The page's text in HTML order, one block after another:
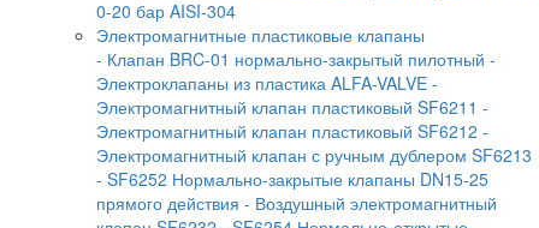
0-20 бар AISI-304
Электромагнитные пластиковые клапаны
- Клапан BRC-01 нормально-закрытый пилотный -
Электроклапаны из пластика ALFA-VALVE -
Электромагнитный клапан пластиковый SF6211 -
Электромагнитный клапан пластиковый SF6212 -
Электромагнитный клапан с ручным дублером SF6213
- SF6252 Нормально-закрытые клапаны DN15-25
прямого действия - Воздушный электромагнитный